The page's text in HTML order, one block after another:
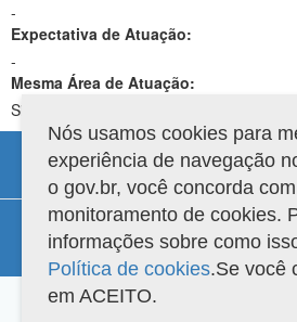
-
Expectativa de Atuação:
-
Mesma Área de Atuação:
Sim
Compatibilidade
Versão do sistema: 3.88.9 Copyright 2022
Nós usamos cookies para
experiência de navegação
o gov.br, você concorda
monitoramento de cookies.
informações sobre como
Política de cookies.Se você
em ACEITO.